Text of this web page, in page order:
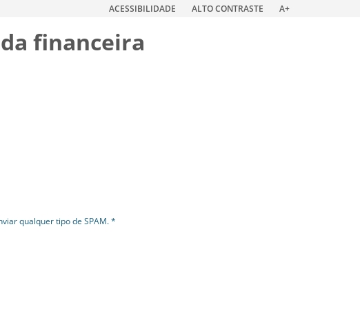
ACESSIBILIDADE ALTO CONTRASTE A+
financeira
qualquer tipo de SPAM. *